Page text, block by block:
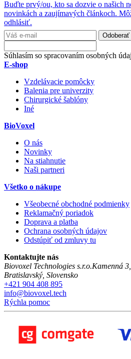
Buďte prvý/ou, kto sa dozvie o našich
novinkách a zaujímavých článkoch.
odhlásiť.
Odoberať
Súhlasím so spracovaním osobných
E-shop
Vzdelávacie pomôcky
Balenia pre univerzity
Chirurgické šablóny
Iné
BioVoxel
O nás
Novinky
Na stiahnutie
Naši partneri
Všetko o nákupe
Všeobecné obchodné podmienky
Reklamačný poriadok
Doprava a platba
Ochrana osobných údajov
Odstúpiť od zmluvy tu
Kontaktujte nás
Biovoxel Technologies s.r.o.Kamenná 3,
Bratislavský, Slovensko
+421 904 408 895
info@biovoxel.tech
Rýchla pomoc